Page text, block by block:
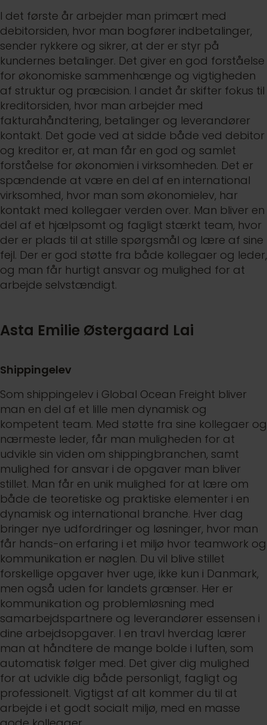
I det første år arbejder man primært med
debitorsiden, hvor man bogfører indbetalinger,
sender rykkere og sikrer, at der er styr på
kundernes betalinger. Det giver en god forståelse
for økonomiske sammenhænge og vigtigheden
af struktur og præcision. I andet år skifter fokus til
kreditorsiden, hvor man arbejder med
fakturahåndtering, betalinger og leverandører
kontakt. Det gode ved at sidde både ved debitor
og kreditor er, at man får en god og samlet
forståelse for økonomien i virksomheden. Det er
spændende at være en del af en international
virksomhed, hvor man som økonomielev, har
kontakt med kollegaer verden over. Man bliver en
del af et hjælpsomt og fagligt stærkt team, hvor
der er plads til at stille spørgsmål og lære af sine
fejl. Der er god støtte fra både kollegaer og leder,
og man får hurtigt ansvar og mulighed for at
arbejde selvstændigt.
Asta Emilie Østergaard Lai
Shippingelev
Som shippingelev i Global Ocean Freight bliver
man en del af et lille men dynamisk og
kompetent team. Med støtte fra sine kollegaer og
nærmeste leder, får man muligheden for at
udvikle sin viden om shippingbranchen, samt
mulighed for ansvar i de opgaver man bliver
stillet. Man får en unik mulighed for at lære om
både de teoretiske og praktiske elementer i en
dynamisk og international branche. Hver dag
bringer nye udfordringer og løsninger, hvor man
får hands-on erfaring i et miljø hvor teamwork og
kommunikation er nøglen. Du vil blive stillet
forskellige opgaver hver uge, ikke kun i Danmark,
men også uden for landets grænser. Her er
kommunikation og problemløsning med
samarbejdspartnere og leverandører essensen i
dine arbejdsopgaver. I en travl hverdag lærer
man at håndtere de mange bolde i luften, som
automatisk følger med. Det giver dig mulighed
for at udvikle dig både personligt, fagligt og
professionelt. Vigtigst af alt kommer du til at
arbejde i et godt socialt miljø, med en masse